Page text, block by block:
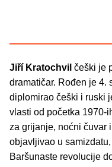
Jiří Kratochvil češki je
dramatičar. Rođen je 4.
diplomirao češki i ruski
vlasti od početka 1970-
za grijanje, noćni čuvar
objavljivao u
Baršunaste revolucije